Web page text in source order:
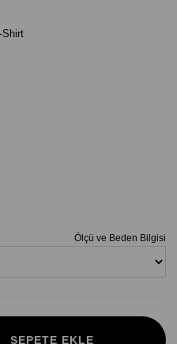
Shirt
Ölçü ve Beden Bilgisi